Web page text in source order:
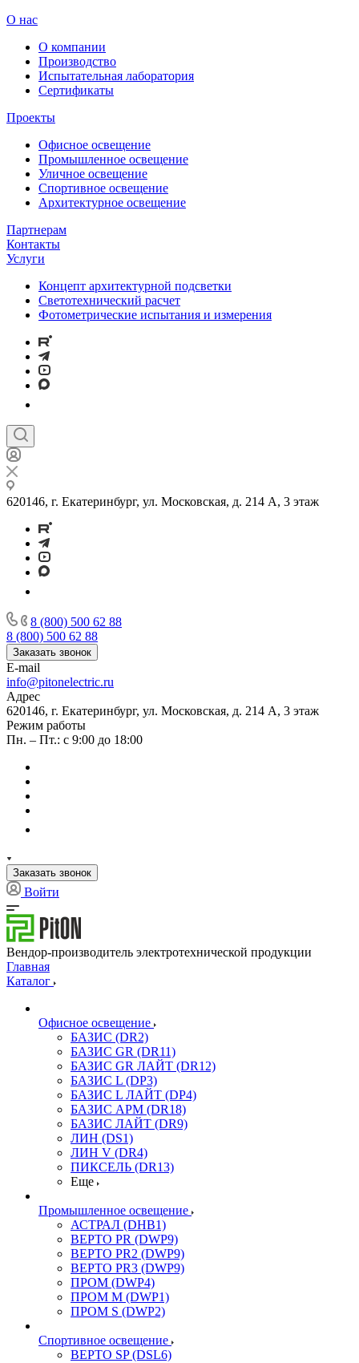
О нас
О компании
Производство
Испытательная лаборатория
Сертификаты
Проекты
Офисное освещение
Промышленное освещение
Уличное освещение
Спортивное освещение
Архитектурное освещение
Партнерам
Контакты
Услуги
Концепт архитектурной подсветки
Светотехнический расчет
Фотометрические испытания и измерения
620146, г. Екатеринбург, ул. Московская, д. 214 А, 3 этаж
8 (800) 500 62 88
8 (800) 500 62 88
Заказать звонок
E-mail
info@pitonelectric.ru
Адрес
620146, г. Екатеринбург, ул. Московская, д. 214 А, 3 этаж
Режим работы
Пн. – Пт.: с 9:00 до 18:00
Заказать звонок
Войти
Вендор-производитель электротехнической продукции
Главная
Каталог
Офисное освещение
БАЗИС (DR2)
БАЗИС GR (DR11)
БАЗИС GR ЛАЙТ (DR12)
БАЗИС L (DP3)
БАЗИС L ЛАЙТ (DP4)
БАЗИС АРМ (DR18)
БАЗИС ЛАЙТ (DR9)
ЛИН (DS1)
ЛИН V (DR4)
ПИКСЕЛЬ (DR13)
Еще
Промышленное освещение
АСТРАЛ (DHB1)
ВЕРТО PR (DWP9)
ВЕРТО PR2 (DWP9)
ВЕРТО PR3 (DWP9)
ПРОМ (DWP4)
ПРОМ M (DWP1)
ПРОМ S (DWP2)
Спортивное освещение
ВЕРТО SP (DSL6)